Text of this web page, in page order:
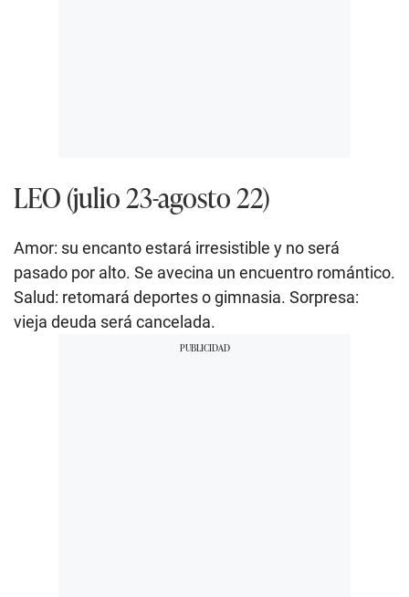
LEO (julio 23-agosto 22)
Amor: su encanto estará irresistible y no será
pasado por alto. Se avecina un encuentro romántico.
Salud: retomará deportes o gimnasia. Sorpresa:
vieja deuda será cancelada.